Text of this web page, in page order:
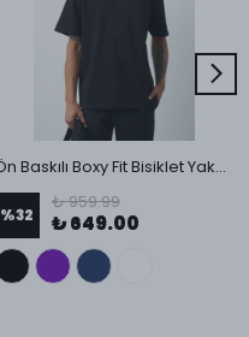
Ön Baskılı Boxy Fit Bisiklet Yaka T-Shirt
%32
₺ 959.99
₺ 649.00